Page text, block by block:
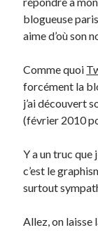
Entretien ménager
JFdansC’était pas
littleceltdans
Anthonydans
personnelle
Entretien ménager
blogueuse
aime d’où son
Comme quoi
forcément la
j’ai découvert
(février 2010
Y a un truc que
c’est le
surtout
Allez, on laisse